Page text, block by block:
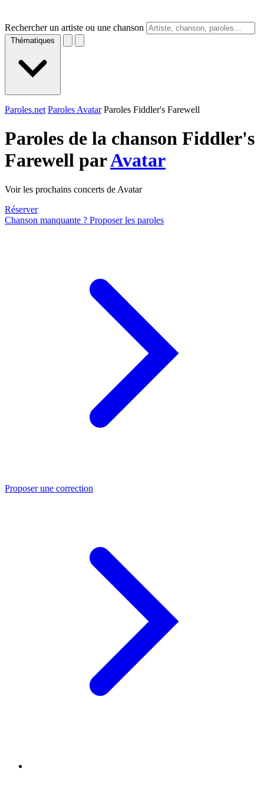
Rechercher un artiste ou une chanson
Thématiques
Paroles.net Paroles Avatar Paroles Fiddler's Farewell
Paroles de la chanson Fiddler's
Farewell parAvatar
Voir les prochains concerts de Avatar
Réserver
Chanson manquante ? Proposer les paroles
Proposer une correction